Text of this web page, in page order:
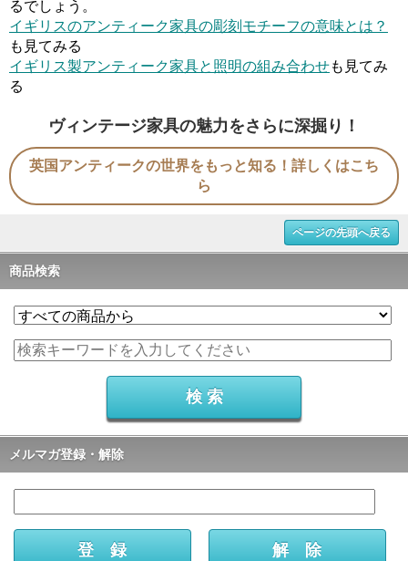
るでしょう。
イギリスのアンティーク家具の彫刻モチーフの意味とは？
も見てみる
イギリス製アンティーク家具と照明の組み合わせも見てみ
る
ヴィンテージ家具の魅力をさらに深掘り！
英国アンティークの世界をもっと知る！詳しくはこち
ら
ページの先頭へ戻る
商品検索
メルマガ登録・解除